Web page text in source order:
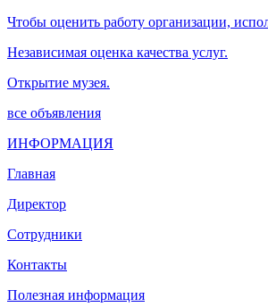
Чтобы оценить работу организации,
Независимая оценка качества услуг.
Открытие музея.
все объявления
ИНФОРМАЦИЯ
Главная
Директор
Сотрудники
Контакты
Полезная информация